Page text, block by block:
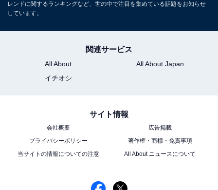
レンドに関するランキングなど、世の中で注目を集めている話題をお知らせ
しています。
関連サービス
All About
All About Japan
イチオシ
サイト情報
会社概要
広告掲載
プライバシーポリシー
著作権・商標・免責事項
当サイトの情報についての注意
All About ニュースについて